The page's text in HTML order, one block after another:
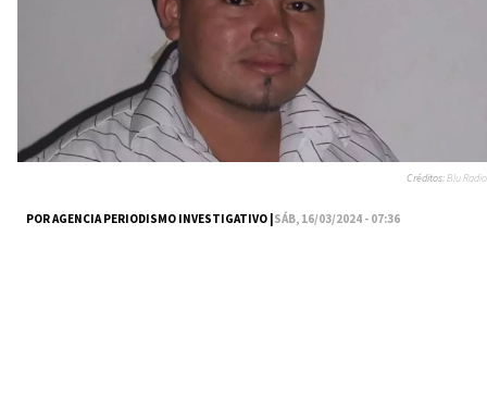
POR AGENCIA PERIODISMO INVESTIGATIVO |SÁB, 16/03/2024 - 07:36
Créditos:Blu Radio